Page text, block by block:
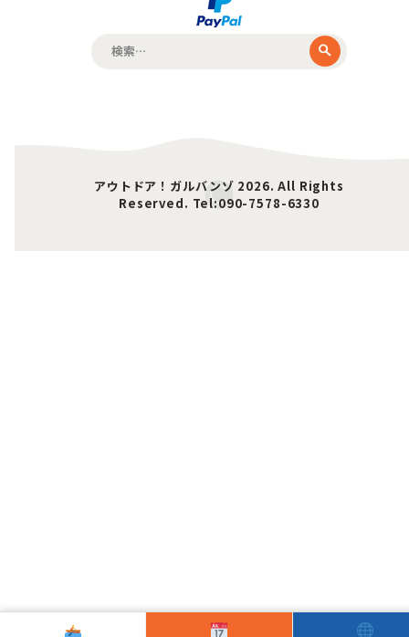
アウトドア！ガルバンゾ 2026. All Rights
Reserved. Tel:090-7578-6330